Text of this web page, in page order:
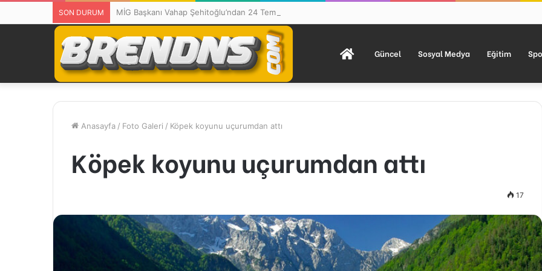
SON DURUM MİG Başkanı Vahap Şehitoğlu’ndan 24 Temmuz Mesajı: “111 Yıl Sonra Hâlâ Basın Özgürlüğünü Konuşuyoruz”
Anasayfa
Güncel Sosyal Medya Eğitim
Anasayfa / Foto Galeri / Köpek koyunu uçurumdan attı
Köpek koyunu uçurumdan attı
17